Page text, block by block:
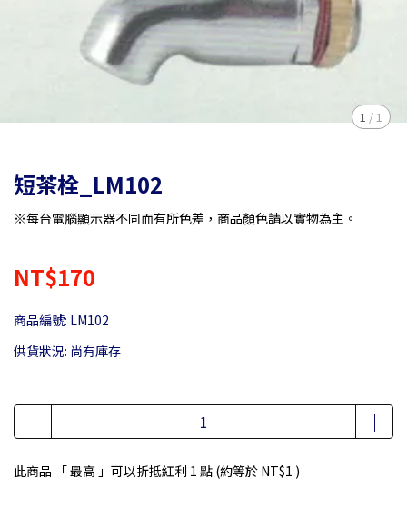
1 / 1
短茶栓_LM102
※每台電腦顯示器不同而有所色差，商品顏色請以實物為主。
NT$170
商品編號: LM102
供貨狀況: 尚有庫存
此商品 「 最高 」可以折抵紅利 1 點 (約等於 NT$1 )